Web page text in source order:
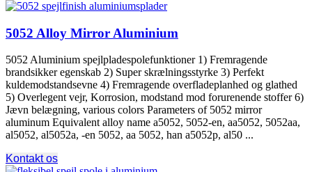
5052 Alloy Mirror Aluminium
5052 Aluminium spejlpladespolefunktioner 1) Fremragende
brandsikker egenskab 2) Super skrælningsstyrke 3) Perfekt
kuldemodstandsevne 4) Fremragende overfladeplanhed og glathed
5) Overlegent vejr, Korrosion, modstand mod forurenende stoffer 6)
Jævn belægning, various colors Parameters of5052 mirror
aluminum Equivalent alloy name a5052, 5052-en, aa5052, 5052aa,
al5052, al5052a, -en 5052, aa 5052, han a5052p, al50 ...
Kontakt os